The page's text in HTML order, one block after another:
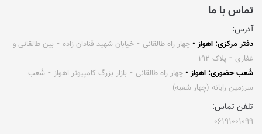
تماس با ما
آدرس:
دفتر مرکزی: اهواز • چهار راه طالقانی ⁃ خیابان شهید قنادان زاده ⁃ بین طالقانی و
غفاری ⁃ پلاک ۱۹۲
شُعب حضوری: اهواز • چهار راه طالقانی ⁃ بازار بزرگ کامپیوتر اهواز ⁃ شُعب
سرزمین رایانه (چهار شعبه)
تلفن تماس:
۰۶۱۹۱۰۰۱۰۹۹